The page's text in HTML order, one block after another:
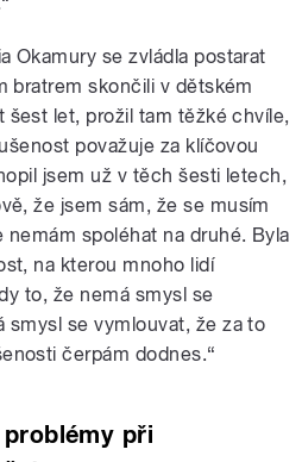
Okamury se zvládla postarat
bratrem skončili v dětském
šest let, prožil tam těžké chvíle,
považuje za klíčovou
jsem už v těch šesti letech,
že jsem sám, že se musím
nemám spoléhat na druhé. Byla
na kterou mnoho lidí
to, že nemá smysl se
smysl se vymlouvat, že za to
čerpám dodnes.“
při